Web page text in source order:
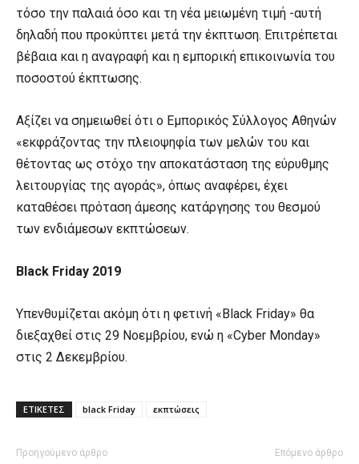
τόσο την παλαιά όσο και τη νέα μειωμένη τιμή -αυτή
δηλαδή που προκύπτει μετά την έκπτωση. Επιτρέπεται
βέβαια και η αναγραφή και η εμπορική επικοινωνία του
ποσοστού έκπτωσης.
Αξίζει να σημειωθεί ότι ο Εμπορικός Σύλλογος Αθηνών
«εκφράζοντας την πλειοψηφία των μελών του και
θέτοντας ως στόχο την αποκατάσταση της εύρυθμης
λειτουργίας της αγοράς», όπως αναφέρει, έχει
καταθέσει πρόταση άμεσης κατάργησης του θεσμού
των ενδιάμεσων εκπτώσεων.
Black Friday 2019
Υπενθυμίζεται ακόμη ότι η φετινή «Black Friday» θα
διεξαχθεί στις 29 Νοεμβρίου, ενώ η «Cyber Monday»
στις 2 Δεκεμβρίου.
ΕΤΙΚΕΤΕΣ black Friday εκπτώσεις
Προηγούμενο άρθρο Επόμενο άρθρο